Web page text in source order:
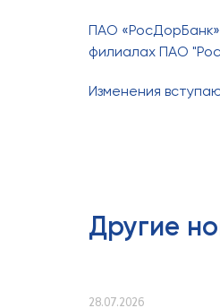
ПАО
филиалах ПАО
Изменения
Другие
28.07.2026